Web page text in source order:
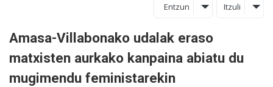
Entzun Itzuli
Amasa-Villabonako udalak eraso
matxisten aurkako kanpaina abiatu du
mugimendu feministarekin